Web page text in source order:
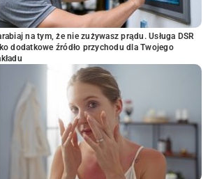
na tym, że nie zużywasz prądu. Usługa DSR
dodatkowe źródło przychodu dla Twojego